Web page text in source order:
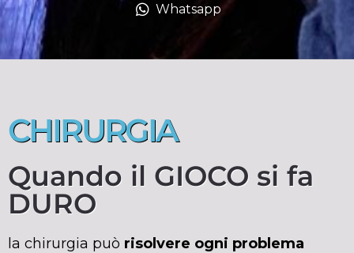
Whatsapp
CHIRURGIA
Quando il GIOCO si fa
DURO
la chirurgia può risolvere ogni problema